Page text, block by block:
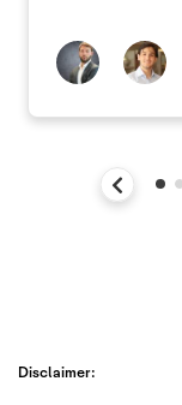
Disclaimer: